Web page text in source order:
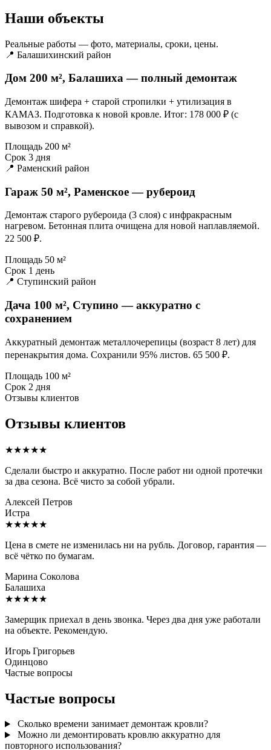
Наши объекты
Реальные работы — фото, материалы, сроки, цены.
📍 Балашихинский район
Дом 200 м², Балашиха — полный демонтаж
Демонтаж шифера + старой стропилки + утилизация в
КАМАЗ. Подготовка к новой кровле. Итог: 178 000 ₽ (с
вывозом и справкой).
Площадь 200 м²
Срок 3 дня
📍 Раменский район
Гараж 50 м², Раменское — рубероид
Демонтаж старого рубероида (3 слоя) с инфракрасным
нагревом. Бетонная плита очищена для новой наплавляемой.
22 500 ₽.
Площадь 50 м²
Срок 1 день
📍 Ступинский район
Дача 100 м², Ступино — аккуратно с
сохранением
Аккуратный демонтаж металлочерепицы (возраст 8 лет) для
перенакрытия дома. Сохранили 95% листов. 65 500 ₽.
Площадь 100 м²
Срок 2 дня
Отзывы клиентов
Отзывы клиентов
★★★★★
Сделали быстро и аккуратно. После работ ни одной протечки
за два сезона. Всё чисто за собой убрали.
Алексей Петров
Истра
★★★★★
Цена в смете не изменилась ни на рубль. Договор, гарантия —
всё чётко по бумагам.
Марина Соколова
Балашиха
★★★★★
Замерщик приехал в день звонка. Через два дня уже работали
на объекте. Рекомендую.
Игорь Григорьев
Одинцово
Частые вопросы
Частые вопросы
Сколько времени занимает демонтаж кровли?
Можно ли демонтировать кровлю аккуратно для
повторного использования?